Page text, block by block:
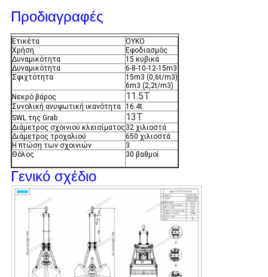
Προδιαγραφές
Ετικέτα
ΟΥΚΟ
Χρήση
Εφοδιασμός
Δυναμικότητα
15 κυβικά
Δυναμικότητα
6-8-10-12-15m3
Σφιχτότητα
15m3 (0,6t/m3)
6m3 (2,2t/m3)
Νεκρό βάρος
11.5Τ
Συνολική ανυψωτική ικανότητα 16.4t
SWL της Grab
13Τ
Διάμετρος σχοινιού κλεισίματος 32 χιλιοστά
Διάμετρος τροχαλιού
650 χιλιοστά
Η πτώση των σχοινιών
3
Θόλος
30 βαθμοί
Γενικό σχέδιο